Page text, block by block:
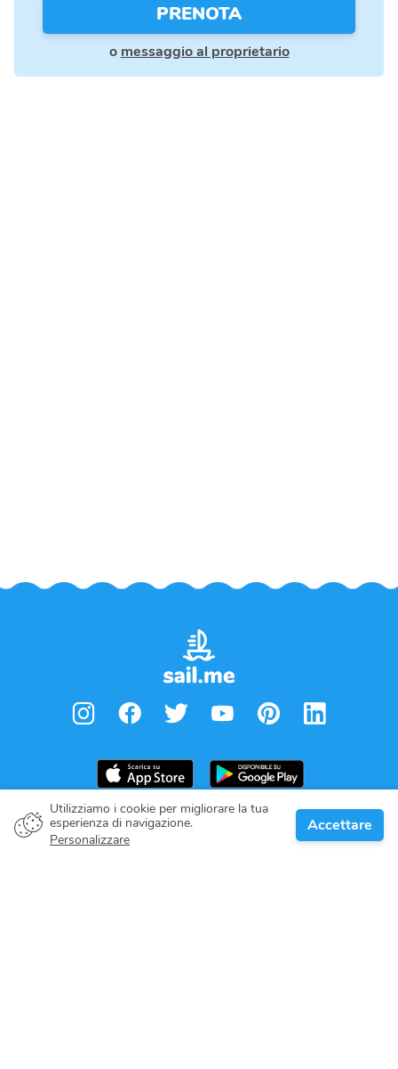
Utilizziamo i cookie per migliorare la tua
esperienza di navigazione.
Personalizzare
Accettare
PRENOTA
o messaggio al proprietario
Proprietario della barca